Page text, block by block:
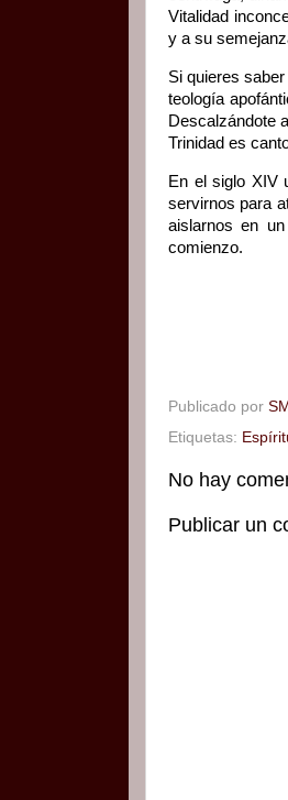
Vitalidad
y a su
Si quieres
teología
Descalzándote
Trinidad es
En el siglo XIV
servirnos para
aislarnos en
comienzo.
Publicado por
Etiquetas:
No hay
Publicar un